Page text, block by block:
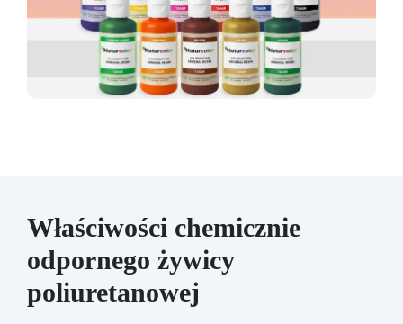
Właściwości chemicznie
odpornego żywicy
poliuretanowej